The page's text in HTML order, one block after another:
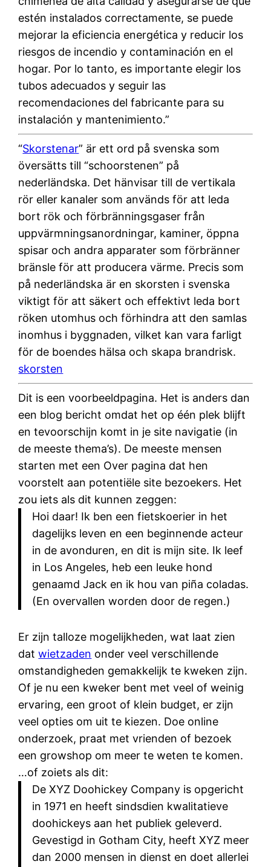
estén instalados correctamente, se puede
mejorar la eficiencia energética y reducir los
riesgos de incendio y contaminación en el
hogar. Por lo tanto, es importante elegir los
tubos adecuados y seguir las
recomendaciones del fabricante para su
instalación y mantenimiento.”
“Skorstenar” är ett ord på svenska som
översätts till “schoorstenen” på
nederländska. Det hänvisar till de vertikala
rör eller kanaler som används för att leda
bort rök och förbränningsgaser från
uppvärmningsanordningar, kaminer, öppna
spisar och andra apparater som förbränner
bränsle för att producera värme. Precis som
på nederländska är en skorsten i svenska
viktigt för att säkert och effektivt leda bort
röken utomhus och förhindra att den samlas
inomhus i byggnaden, vilket kan vara farligt
för de boendes hälsa och skapa brandrisk.
skorsten
Dit is een voorbeeldpagina. Het is anders dan
een blog bericht omdat het op één plek blijft
en tevoorschijn komt in je site navigatie (in
de meeste thema’s). De meeste mensen
starten met een Over pagina dat hen
voorstelt aan potentiële site bezoekers. Het
zou iets als dit kunnen zeggen:
Hoi daar! Ik ben een fietskoerier in het
dagelijks leven en een beginnende acteur
in de avonduren, en dit is mijn site. Ik leef
in Los Angeles, heb een leuke hond
genaamd Jack en ik hou van piña coladas.
(En overvallen worden door de regen.)
Er zijn talloze mogelijkheden, wat laat zien
datwietzaden onder veel verschillende
omstandigheden gemakkelijk te kweken zijn.
Of je nu een kweker bent met veel of weinig
ervaring, een groot of klein budget, er zijn
veel opties om uit te kiezen. Doe online
onderzoek, praat met vrienden of bezoek
een growshop om meer te weten te komen.
…of zoiets als dit:
De XYZ Doohickey Company is opgericht
in 1971 en heeft sindsdien kwalitatieve
doohickeys aan het publiek geleverd.
Gevestigd in Gotham City, heeft XYZ meer
dan 2000 mensen in dienst en doet allerlei